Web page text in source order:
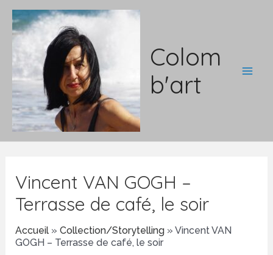
contenu
Colom
b'art
Vincent VAN GOGH –
Terrasse de café, le soir
Accueil» Collection/Storytelling» Vincent VAN
GOGH – Terrasse de café, le soir